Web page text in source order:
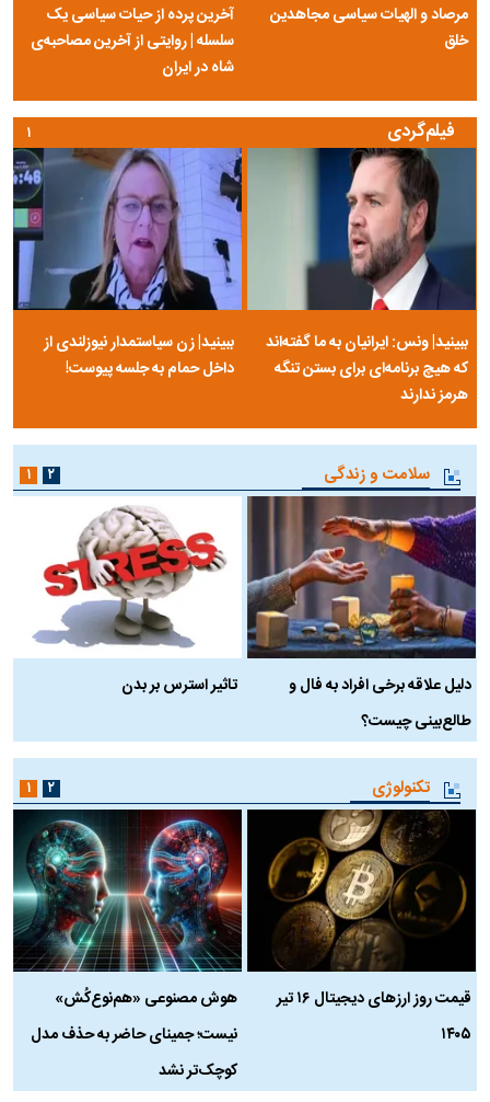
مرصاد و الهیات سیاسی مجاهدین
خلق
آخرین پرده از حیات سیاسی یک
سلسله | روایتی از آخرین مصاحبه‌ی
شاه در ایران
فیلم‌گردی
ببینید| ونس: ایرانیان به ما گفته‌اند
که هیچ برنامه‌ای برای بستن تنگه
هرمز ندارند
ببینید| زن سیاستمدار نیوزلندی از
داخل حمام به جلسه پیوست!
۱
سلامت و زندگی
دلیل علاقه برخی افراد به فال و
طالع‌بینی چیست؟
تاثیر استرس بر بدن
۱ ۲
تکنولوژی
قیمت روز ارز‌های دیجیتال ۱۶ تیر
۱۴۰۵
هوش مصنوعی «هم‌نوع‌کُش»
نیست؛ جمینای حاضر به حذف مدل
کوچک‌تر نشد
۱ ۲